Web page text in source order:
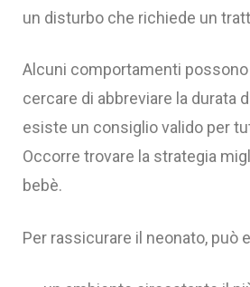
un disturbo che richiede un
Alcuni comportamenti
cercare di abbreviare la durata
esiste un consiglio valido per
Occorre trovare la strategia
bebè.
Per rassicurare il neonato, può